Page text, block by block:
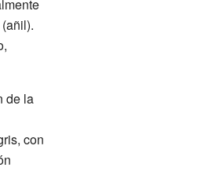
de la
con